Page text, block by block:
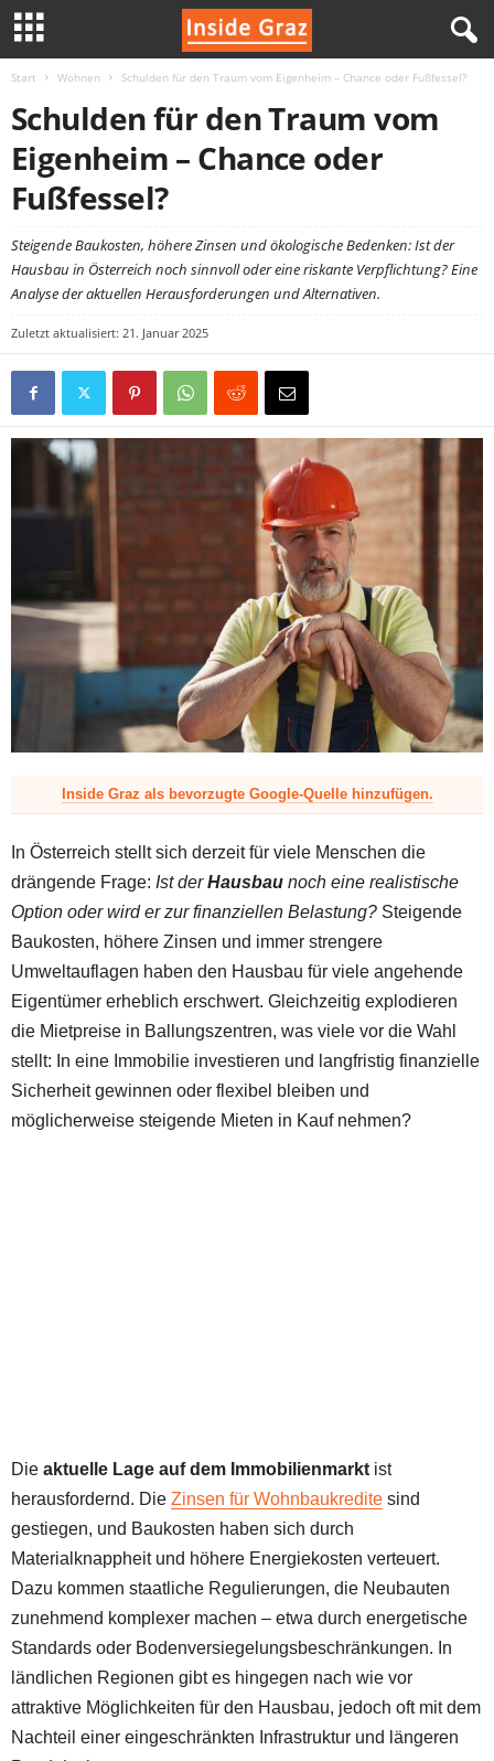
r
Start Wohnen Schulden für den Traum vom Eigenheim – Chance oder Fußfessel?
Schulden für den Traum vom
Eigenheim – Chance oder
Fußfessel?
Steigende Baukosten, höhere Zinsen und ökologische Bedenken: Ist der
Hausbau in Österreich noch sinnvoll oder eine riskante Verpflichtung? Eine
Analyse der aktuellen Herausforderungen und Alternativen.
Zuletzt aktualisiert: 21. Januar 2025
Inside Graz als bevorzugte Google-Quelle hinzufügen.
In Österreich stellt sich derzeit für viele Menschen die
drängende Frage: Ist derHausbau noch eine realistische
Option oder wird er zur finanziellen Belastung? Steigende
Baukosten, höhere Zinsen und immer strengere
Umweltauflagen haben den Hausbau für viele angehende
Eigentümer erheblich erschwert. Gleichzeitig explodieren
die Mietpreise in Ballungszentren, was viele vor die Wahl
stellt: In eine Immobilie investieren und langfristig finanzielle
Sicherheit gewinnen oder flexibel bleiben und
möglicherweise steigende Mieten in Kauf nehmen?
Die aktuelle Lage auf dem Immobilienmarkt ist
herausfordernd. Die Zinsen für Wohnbaukredite sind
gestiegen, und Baukosten haben sich durch
Materialknappheit und höhere Energiekosten verteuert.
Dazu kommen staatliche Regulierungen, die Neubauten
zunehmend komplexer machen – etwa durch energetische
Standards oder Bodenversiegelungsbeschränkungen. In
ländlichen Regionen gibt es hingegen nach wie vor
attraktive Möglichkeiten für den Hausbau, jedoch oft mit dem
Nachteil einer eingeschränkten Infrastruktur und längeren